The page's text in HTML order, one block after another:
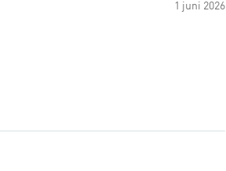
1 juni 2026